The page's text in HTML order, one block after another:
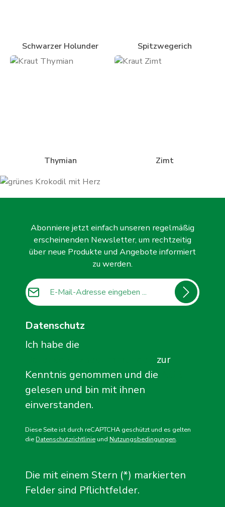
Schwarzer Holunder Spitzwegerich
Thymian Zimt
Abonniere jetzt einfach unseren regelmäßig
erscheinenden Newsletter, um rechtzeitig
über neue Produkte und Angebote informiert
zu werden.
E-Mail-Adresse*
Datenschutz
Ich habe die
zur
Kenntnis genommen und die
gelesen und bin mit ihnen
einverstanden.
Diese Seite ist durch reCAPTCHA geschützt und es gelten
dieDatenschutzrichtlinieund Nutzungsbedingungen.
Die mit einem Stern (*) markierten
Felder sind Pflichtfelder.